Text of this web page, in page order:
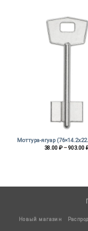
Моттура-ягуар
38.00₽–903.00
Новый магазин